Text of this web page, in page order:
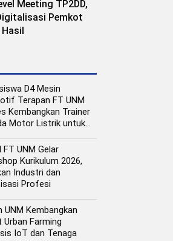
Meeting TP2DD,
Pemkot
D4 Mesin
Terapan FT UNM
Kembangkan Trainer
Motor Listrik untuk
FT UNM Gelar
Kurikulum 2026,
Industri dan
Profesi
UNM Kembangkan
Urban Farming
IoT dan Tenaga